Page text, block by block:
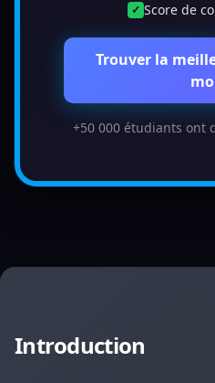
✓ Score de
Trouver la
+50 000 étudiants ont
Introduction